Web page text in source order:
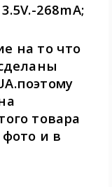
268mA;
на то что
товара
и в